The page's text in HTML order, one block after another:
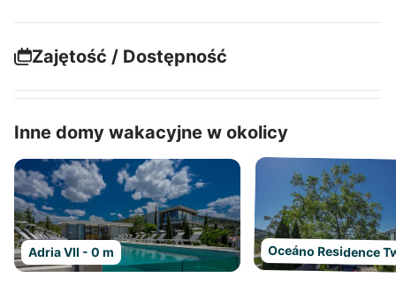
Zajętość / Dostępność
Inne domy wakacyjne w okolicy
Adria VII - 0 m Oceáno Residence